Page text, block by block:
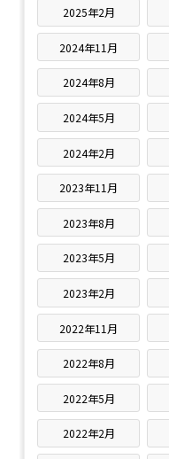
2025年2月
2024年11月
2024年8月
2024年5月
2024年2月
2023年11月
2023年8月
2023年5月
2023年2月
2022年11月
2022年8月
2022年5月
2022年2月